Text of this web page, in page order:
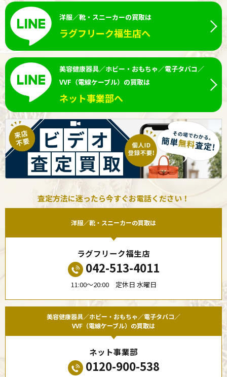
洋服／靴・スニーカーの買取は
ラグフリーク福生店へ
美容健康器具／ホビー・おもちゃ／電子タバコ／
VVF（電線ケーブル）の買取は
ネット事業部へ
査定方法に迷ったら今すぐお電話ください！
洋服／靴・スニーカーの買取は
ラグフリーク福生店
042-513-4011
11:00〜20:00 定休日 水曜日
美容健康器具／ホビー・おもちゃ／電子タバコ／
VVF（電線ケーブル）の買取は
ネット事業部
0120-900-538